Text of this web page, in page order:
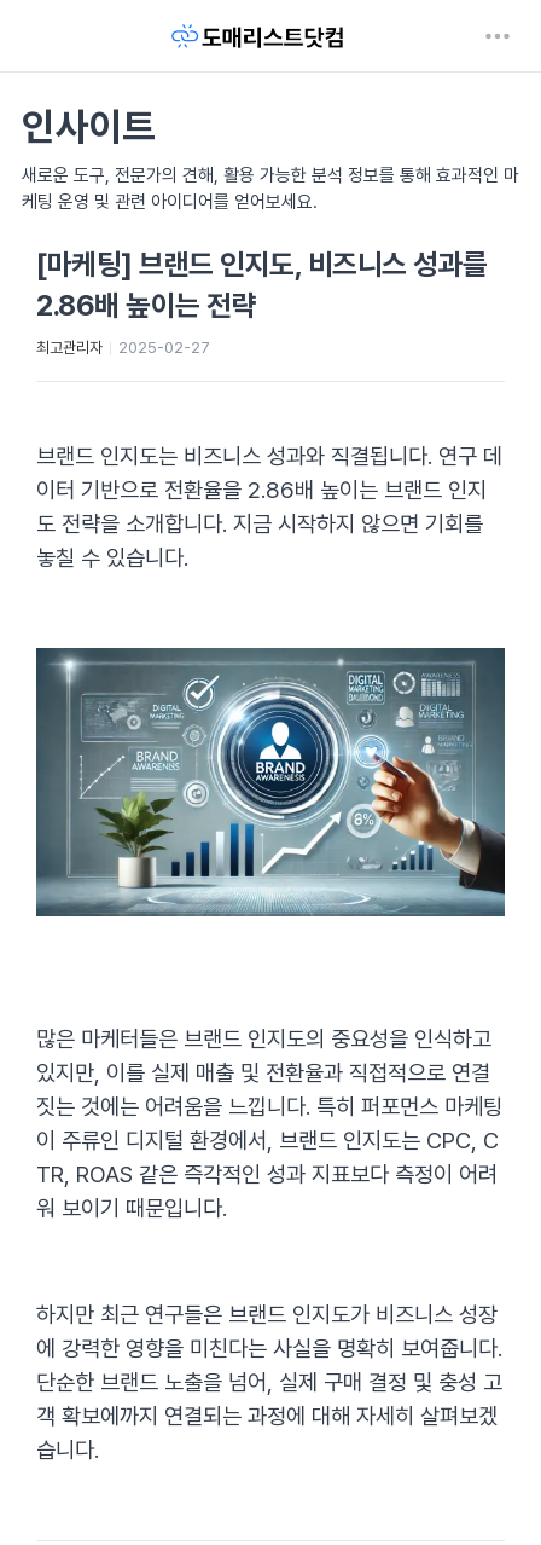
인사이트
새로운 도구, 전문가의 견해, 활용 가능한 분석 정보를 통해 효과적인 마
케팅 운영 및 관련 아이디어를 얻어보세요.
[마케팅] 브랜드 인지도, 비즈니스 성과를
2.86배 높이는 전략
최고관리자 2025-02-27
브랜드 인지도는 비즈니스 성과와 직결됩니다. 연구 데
이터 기반으로 전환율을 2.86배 높이는 브랜드 인지
도 전략을 소개합니다. 지금 시작하지 않으면 기회를
놓칠 수 있습니다.
많은 마케터들은 브랜드 인지도의 중요성을 인식하고
있지만, 이를 실제 매출 및 전환율과 직접적으로 연결
짓는 것에는 어려움을 느낍니다. 특히 퍼포먼스 마케팅
이 주류인 디지털 환경에서, 브랜드 인지도는 CPC, C
TR, ROAS 같은 즉각적인 성과 지표보다 측정이 어려
워 보이기 때문입니다.
하지만 최근 연구들은 브랜드 인지도가 비즈니스 성장
에 강력한 영향을 미친다는 사실을 명확히 보여줍니다.
단순한 브랜드 노출을 넘어, 실제 구매 결정 및 충성 고
객 확보에까지 연결되는 과정에 대해 자세히 살펴보겠
습니다.